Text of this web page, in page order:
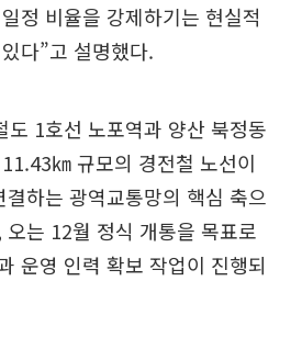
정 비율을 강제하기는 현실적
다”고 설명했다.
도 1호선 노포역과 양산 북정동
㎞ 규모의 경전철 노선이
하는 광역교통망의 핵심 축으
는 12월 정식 개통을 목표로
운영 인력 확보 작업이 진행되